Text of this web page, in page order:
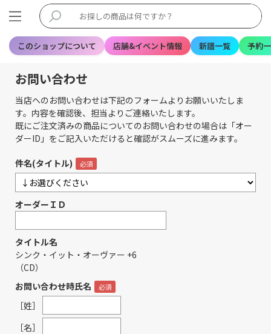
このショップについて 店舗&イベント情報 新譜一覧 予約
お問い合わせ
当店へのお問い合わせは下記のフォームよりお願いいたしま
す。内容を確認後、担当よりご連絡いたします。
既にご注文済みの商品についてのお問い合わせの場合は「オー
ダーID」をご記入いただけると確認がスムーズに進みます。
件名(タイトル)
オーダーＩＤ
タイトル名
シンク・イット・オーヴァー +6
（CD）
お問い合わせ時氏名
［姓］
［名］